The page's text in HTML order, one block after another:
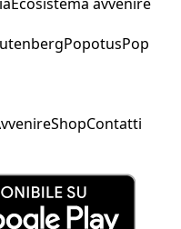
PopotusPop
ShopContatti